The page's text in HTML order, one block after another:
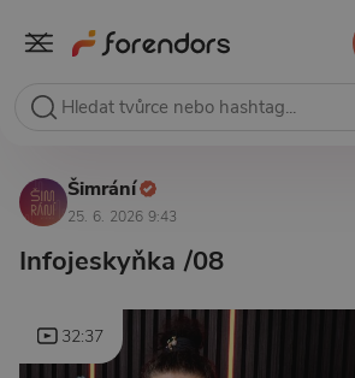
Šimrání
25. 6. 2026 9:43
Infojeskyňka /08
32:37